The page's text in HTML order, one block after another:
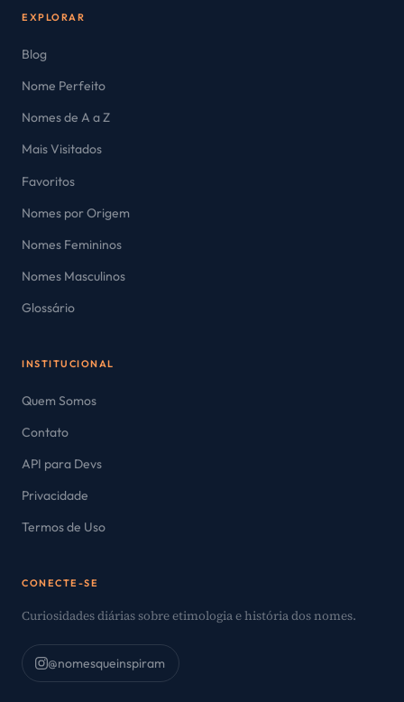
EXPLORAR
Blog
Nome Perfeito
Nomes de A a Z
Mais Visitados
Favoritos
Nomes por Origem
Nomes Femininos
Nomes Masculinos
Glossário
INSTITUCIONAL
Quem Somos
Contato
API para Devs
Privacidade
Termos de Uso
CONECTE-SE
Curiosidades diárias sobre etimologia e história dos nomes.
@nomesqueinspiram